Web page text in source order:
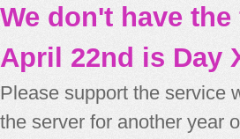
We don't have
April 22nd is Day
Please support the service
the server for another year